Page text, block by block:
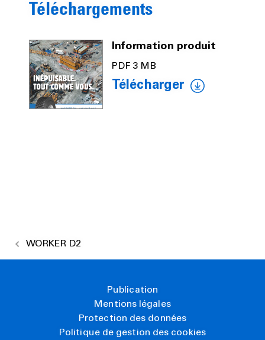
Téléchargements
Information produit
PDF 3 MB
Télécharger
WORKER D2
Publication
Mentions légales
Protection des données
Politique de gestion des cookies